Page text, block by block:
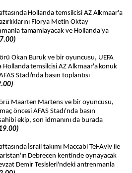
Hollanda temsilcisi AZ Alkmaar'a
Florya Metin Oktay
tamamlayacak ve Hollanda'ya
Okan Buruk ve bir oyuncusu, UEFA
Hollanda temsilcisi AZ Alkmaar'a konuk
Stadı'nda basın toplantısı
Maarten Martens ve bir oyuncusu,
öncesi AFAS Stadı'nda basın
ekip, son idmanını da burada
İsrail takımı Maccabi Tel-Aviv ile
Debrecen kentinde oynayacak
Demir Tesisleri'ndeki antrenmanla